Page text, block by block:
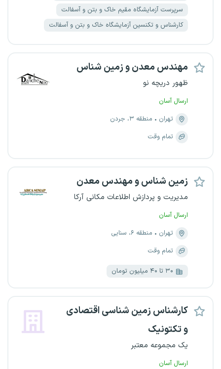
سرپرست آزمایشگاه مقیم خاک و بتن و آسفالت
کارشناس و تکنسین آزمایشگاه خاک و بتن و آسفالت
مهندس معدن و زمین‌ شناس
ظهور دریچه نو
ارسال آسان
تهران
منطقه ۳، جردن
تمام وقت
زمین شناس و مهندس معدن
مدیریت و پردازش اطلاعات مکانی آرکا
ارسال آسان
تهران
منطقه ۶، سنایی
تمام وقت
۳۰ تا ۴۰ میلیون تومان
کارشناس زمین شناسی اقتصادی
و تکتونیک
یک مجموعه معتبر
ارسال آسان